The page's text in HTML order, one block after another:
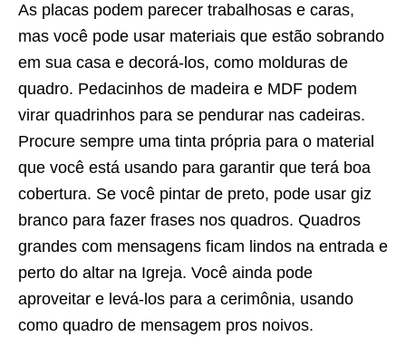
As placas podem parecer trabalhosas e caras,
mas você pode usar materiais que estão sobrando
em sua casa e decorá-los, como molduras de
quadro. Pedacinhos de madeira e MDF podem
virar quadrinhos para se pendurar nas cadeiras.
Procure sempre uma tinta própria para o material
que você está usando para garantir que terá boa
cobertura. Se você pintar de preto, pode usar giz
branco para fazer frases nos quadros. Quadros
grandes com mensagens ficam lindos na entrada e
perto do altar na Igreja. Você ainda pode
aproveitar e levá-los para a cerimônia, usando
como quadro de mensagem pros noivos.